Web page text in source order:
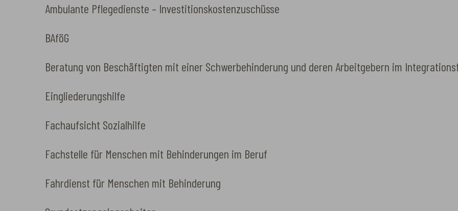
Ambulante Pflegedienste – Investitionskostenzuschüsse
BAföG
Beratung von Beschäftigten mit einer Schwerbehinderung und deren Arbeitgebern im
Eingliederungshilfe
Fachaufsicht Sozialhilfe
Fachstelle für Menschen mit Behinderungen im Beruf
Fahrdienst für Menschen mit Behinderung